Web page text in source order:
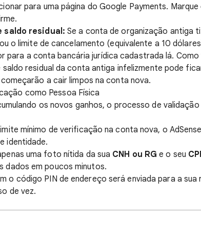
para uma página do Google Payments.
saldo residual: Se a conta de organização antiga
o limite de cancelamento (equivalente a 10
para a conta bancária jurídica cadastrada lá. Como
residual da conta antiga infelizmente pode
a cair limpos na conta nova.
como Pessoa Física
os novos ganhos, o processo de
mínimo de verificação na conta nova, o
identidade.
uma foto nítida da sua CNH ou RG e o seu
dados em poucos minutos.
o código PIN de endereço será enviada para a sua
de vez.